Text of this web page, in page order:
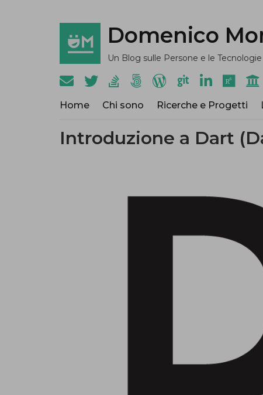
Domenico
Un Blog sulle Persone e le Tecnologie
Home Chi sono Ricerche e Progetti
Introduzione a Dart